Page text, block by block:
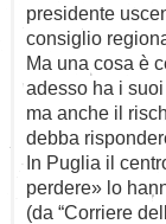
presidente
consiglio
Ma una cosa è
adesso ha i
ma anche il
debba
In Puglia il
perdere» lo
(da “Corriere